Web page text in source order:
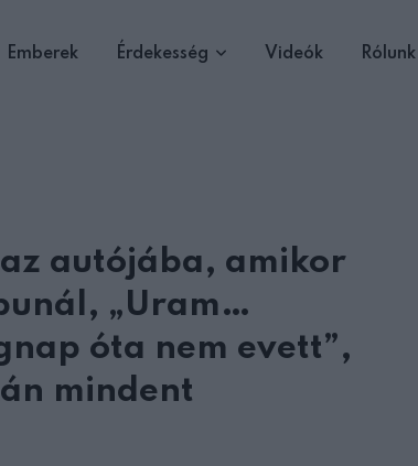
Emberek Érdekesség Videók Rólunk
autójába, amikor
„Uram…
óta nem evett”,
mindent